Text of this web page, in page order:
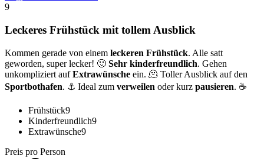
9
Leckeres Frühstück mit tollem Ausblick
Kommen gerade von einem leckeren Frühstück. Alle satt
geworden, super lecker! 🙂 Sehr kinderfreundlich. Gehen
unkompliziert aufExtrawünsche ein. 🫠 Toller Ausblick auf den
Sportbothafen. ⚓️ Ideal zum verweilen oder kurz pausieren. ☕️
Frühstück9
Kinderfreundlich9
Extrawünsche9
Preis pro Person